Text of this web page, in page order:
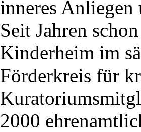
inneres
Seit Jahren
Kinderheim im
Förderkreis für
2000